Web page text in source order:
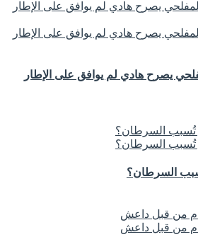
يصرح هادي لم يوافق على الإطار
السرطان؟